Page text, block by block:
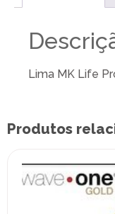
Lima MK Life
Produtos